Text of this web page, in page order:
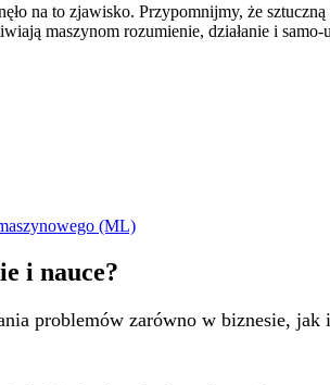
na to zjawisko. Przypomnijmy, że
maszynom rozumienie, działanie i
(ML)
i nauce?
problemów zarówno w biznesie, jak